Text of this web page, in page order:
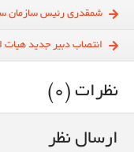
شمقدری رئیس سازمان
انتصاب دبیر جدید هیات
نظرات (0)
ارسال نظر